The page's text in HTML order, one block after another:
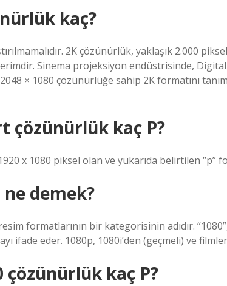
kaç?
2K çözünürlük, yaklaşık 2.000
Sinema projeksiyon endüstrisinde, Digital
× 1080 çözünürlüğe sahip 2K formatını
çözünürlük kaç P?
x 1080 piksel olan ve yukarıda belirtilen
ne demek?
formatlarının bir kategorisinin adıdır.
ifade eder. 1080p, 1080i’den (geçmeli) ve
çözünürlük kaç P?